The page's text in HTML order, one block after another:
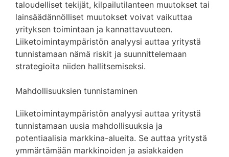
taloudelliset tekijät, kilpailutilanteen muutokset tai
lainsäädännölliset muutokset voivat vaikuttaa
yrityksen toimintaan ja kannattavuuteen.
Liiketoimintaympäristön analyysi auttaa yritystä
tunnistamaan nämä riskit ja suunnittelemaan
strategioita niiden hallitsemiseksi.
Mahdollisuuksien tunnistaminen
Liiketoimintaympäristön analyysi auttaa yritystä
tunnistamaan uusia mahdollisuuksia ja
potentiaalisia markkina-alueita. Se auttaa yritystä
ymmärtämään markkinoiden ja asiakkaiden